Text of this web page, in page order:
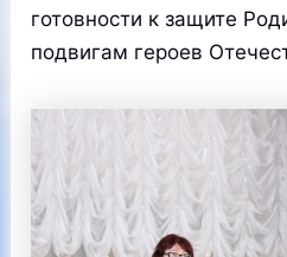
готовности к защите
подвигам героев